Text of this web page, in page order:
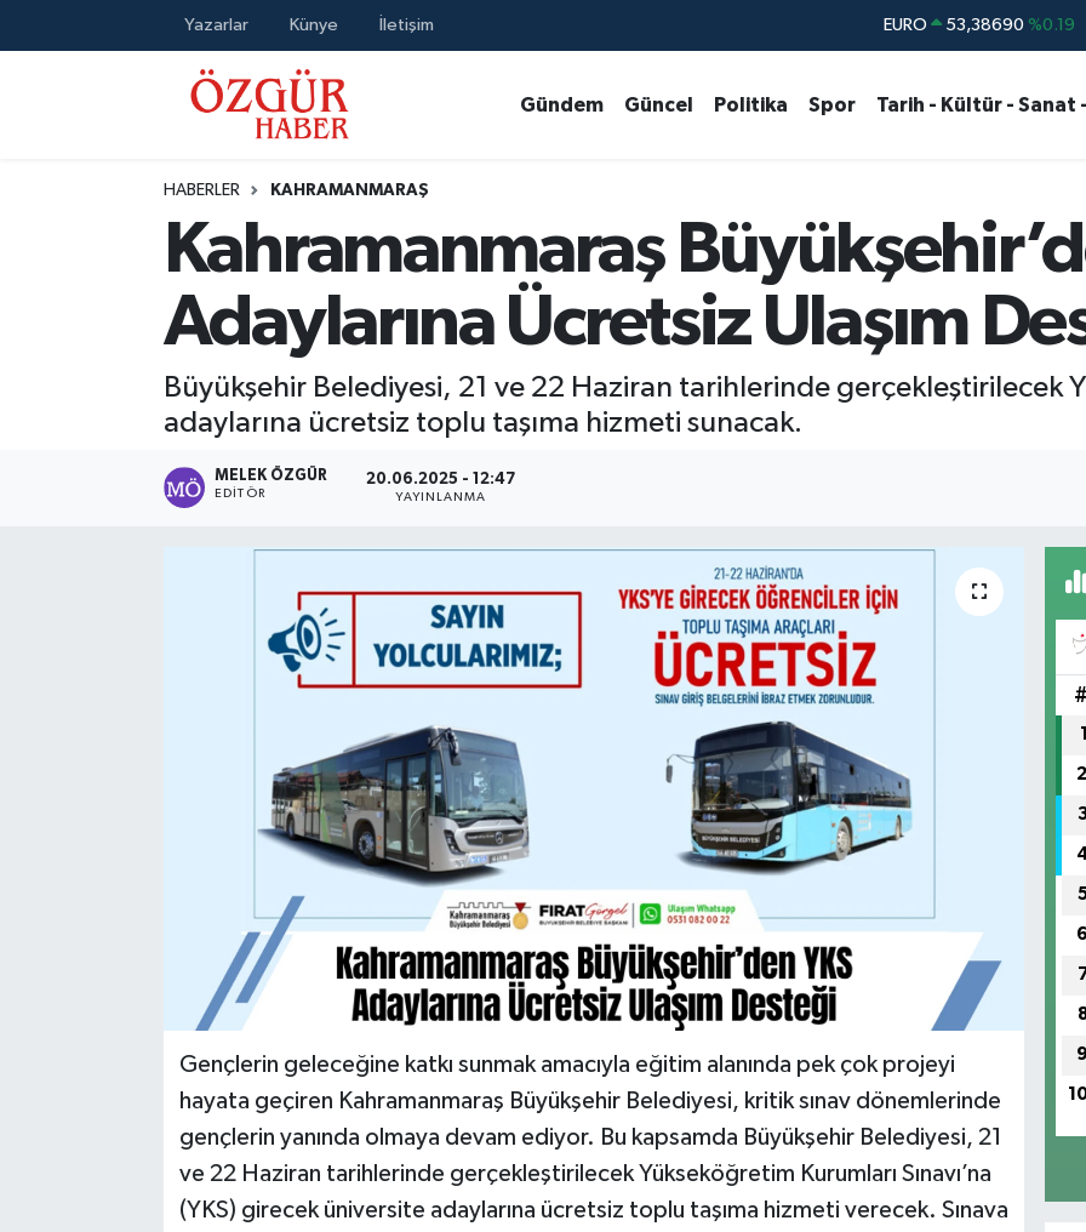
Yazarlar Künye İletişim EURO 53,38690 %0.19
G.ALTIN 6862,09000 %0.19
DOLAR 45,43620 %0.02
Gündem Güncel Politika Spor Tarih - Kültür - Sanat
HABERLER KAHRAMANMARAŞ
Kahramanmaraş
Adaylarına Ücretsiz Ulaşım
Büyükşehir Belediyesi, 21 ve 22 Haziran tarihlerinde gerçekleştirilecek
adaylarına ücretsiz toplu taşıma hizmeti sunacak.
MELEK ÖZGÜR
EDITÖR
20.06.2025 - 12:47
YAYINLANMA
Gençlerin geleceğine katkı sunmak amacıyla eğitim alanında pek çok projeyi
hayata geçiren Kahramanmaraş Büyükşehir Belediyesi, kritik sınav dönemlerinde
gençlerin yanında olmaya devam ediyor. Bu kapsamda Büyükşehir Belediyesi, 21
ve 22 Haziran tarihlerinde gerçekleştirilecek Yükseköğretim Kurumları Sınavı’na
(YKS) girecek üniversite adaylarına ücretsiz toplu taşıma hizmeti verecek. Sınava
#
1
2
6
9
MODA - GÜZELLİK
Nöbetçi Eczaneler
Trafik Durumu
Süper Lig Puan Durumu ve Fikstür
Tüm Manşetler
Son Dakika Haberleri